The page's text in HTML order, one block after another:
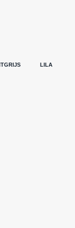
LILA